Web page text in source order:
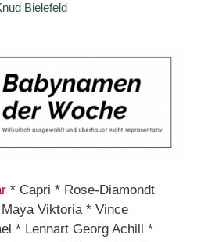
Bielefeld
* Capri * Rose-Diamondt
Viktoria * Vince
* Lennart Georg Achill *